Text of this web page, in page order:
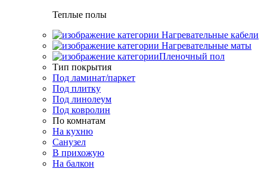
Теплые полы
Нагревательные кабели
Нагревательные маты
Пленочный пол
Тип покрытия
Под ламинат/паркет
Под плитку
Под линолеум
Под ковролин
По комнатам
На кухню
Санузел
В прихожую
На балкон